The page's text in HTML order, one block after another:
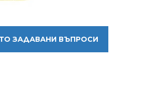
ЗАДАВАНИ ВЪПРОСИ